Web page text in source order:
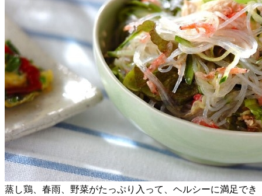
蒸し鶏、春雨、野菜がたっぷり入って、ヘルシーに満足でき